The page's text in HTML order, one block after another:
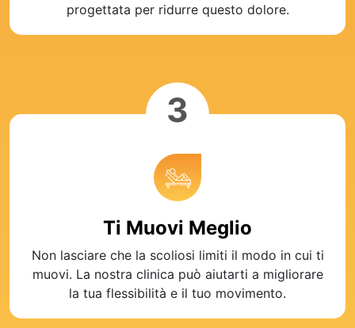
progettata per ridurre questo dolore.
3
Ti Muovi Meglio
Non lasciare che la scoliosi limiti il modo in cui ti
muovi. La nostra clinica può aiutarti a migliorare
la tua flessibilità e il tuo movimento.